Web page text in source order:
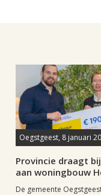
Oegstgeest, 8 januari
Provincie draagt
aan woningbouw
De gemeente